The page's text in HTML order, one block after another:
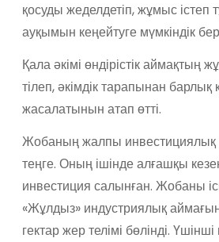
қосуды жеделдетіп, жұмыс істеп
ауқымын кеңейтуге мүмкіндік
Қала әкімі өндірістік аймақтың
тілеп, әкімдік тарапынан барлық
жасалатынын атап өтті.
Жобаның жалпы инвестициялық
теңге. Оның ішінде алғашқы
инвестиция салынған. Жобаны
«Жұлдыз» индустриялық
гектар жер телімі бөлінді.